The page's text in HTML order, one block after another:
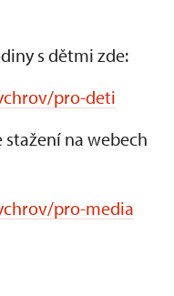
s dětmi zde:
pro-deti
na webech
pro-media